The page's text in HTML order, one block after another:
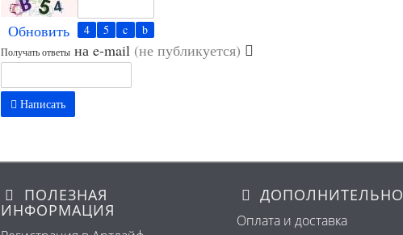
Обновить
Получать ответына e-mail (не публикуется)
Написать
ПОЛЕЗНАЯ
ИНФОРМАЦИЯ
ДОПОЛНИТЕЛЬНО
Оплата и доставка